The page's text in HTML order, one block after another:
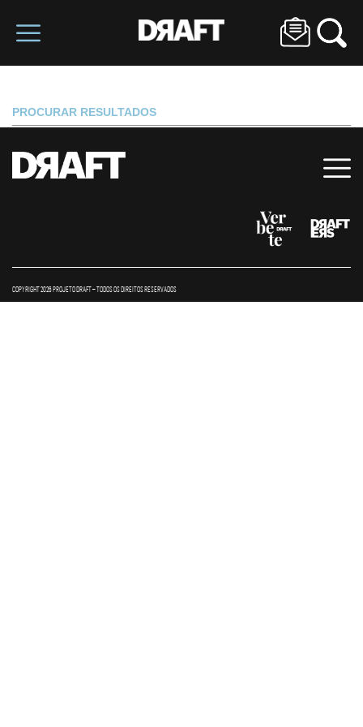
PROCURAR RESULTADOS
COPYRIGHT 2026 PROJETO DRAFT – TODOS OS DIREITOS RESERVADOS